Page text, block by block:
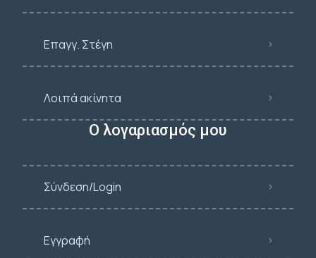
Επαγγ. Στέγη
Λοιπά ακίνητα
Ο λογαριασμός μου
Σύνδεση/Login
Εγγραφή